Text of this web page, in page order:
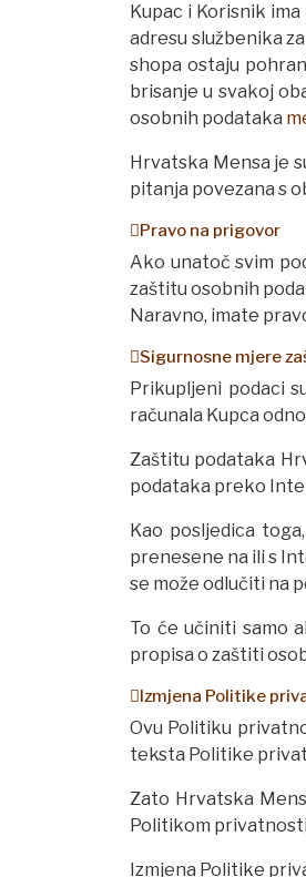
Kupac i Korisnik
adresu službenika
shopa ostaju
brisanje u svakoj
osobnih podataka
Hrvatska Mensa je
pitanja povezana s
Pravo na prigovor
Ako unatoč svim
zaštitu osobnih
Naravno, imate
Sigurnosne mjere
Prikupljeni podaci
računala Kupca
Zaštitu podataka
podataka preko
Kao posljedica
prenesene na ili s
se može odlučiti na
To će učiniti samo
propisa o zaštiti
Izmjena Politike
Ovu Politiku
teksta Politike
Zato Hrvatska
Politikom
Izmjena Politike